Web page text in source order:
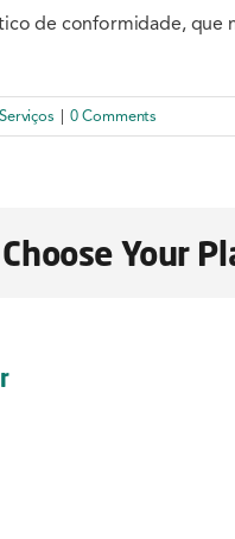
de conformidade, que
Serviços 0 Comments
Your